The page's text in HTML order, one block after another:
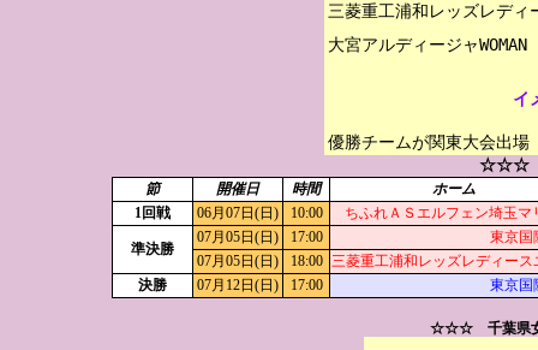
三菱重工浦和レッズレディ
イ
優勝チームが関東大会出場
☆☆☆
節 開催日 時間
ホーム
1回戦
06月07日(日) 10:00 ちふれＡＳエルフェン埼玉マ
準決勝
07月05日(日) 17:00
東京国
07月05日(日)
18:00 三菱重工浦和レッズレディース
決勝
07月12日(日) 17:00 東京国
☆☆☆ 千葉県